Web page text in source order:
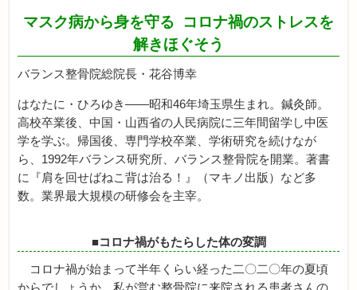
マスク病から身を守る コロナ禍のストレスを
解きほぐそう
バランス整骨院総院長・花谷博幸
はなたに・ひろゆき――昭和46年埼玉県生まれ。鍼灸師。
高校卒業後、中国・山西省の人民病院に三年間留学し中医
学を学ぶ。帰国後、専門学校卒業、学術研究を続けなが
ら、1992年バランス研究所、バランス整骨院を開業。著書
に『肩を回せばねこ背は治る！』（マキノ出版）など多
数。業界最大規模の研修会を主宰。
■コロナ禍がもたらした体の変調
コロナ禍が始まって半年くらい経った二〇二〇年の夏頃
からでしょうか、私が営む整骨院に来院される患者さんの